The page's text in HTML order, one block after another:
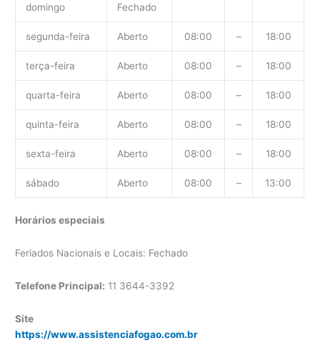
domingo Fechado
segunda-feira Aberto 08:00 – 18:00
terça-feira Aberto 08:00 – 18:00
quarta-feira Aberto 08:00 – 18:00
quinta-feira Aberto 08:00 – 18:00
sexta-feira Aberto 08:00 – 18:00
sábado Aberto 08:00 – 13:00
Horários especiais
Feriados Nacionais e Locais: Fechado
Telefone Principal: 11 3644-3392
Site
https://www.assistenciafogao.com.br